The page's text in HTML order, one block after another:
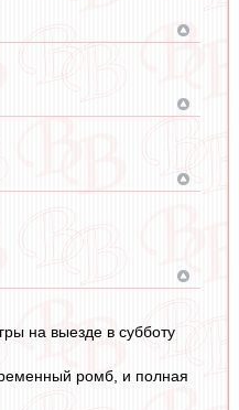
на выезде в субботу
ромб, и полная